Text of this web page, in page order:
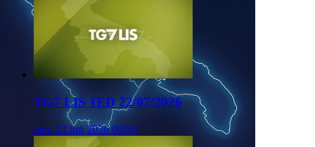
TG7 LIS 1ED 22/07/2026
mer, 22 lug 2026 09:50